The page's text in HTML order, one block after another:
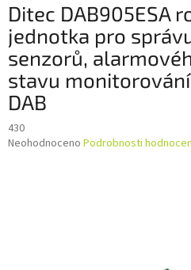
Ditec DAB905ESA
jednotka pro
senzorů,
stavu
DAB
430
Průměrné
Neohodnoceno Podrobnosti